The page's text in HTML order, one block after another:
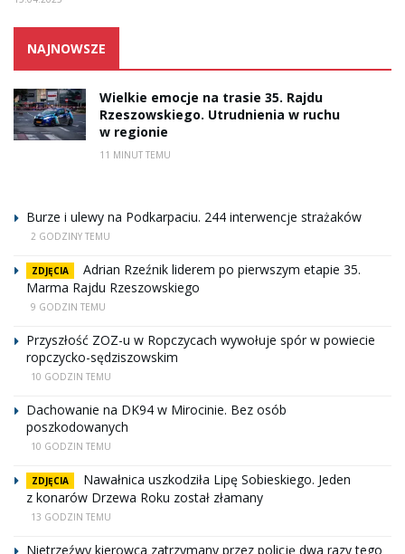
NAJNOWSZE
Wielkie emocje na trasie 35. Rajdu
Rzeszowskiego. Utrudnienia w ruchu
w regionie
11 MINUT TEMU
Burze i ulewy na Podkarpaciu. 244 interwencje strażaków
2 GODZINY TEMU
ZDJĘCIA
Adrian Rzeźnik liderem po pierwszym etapie 35.
Marma Rajdu Rzeszowskiego
9 GODZIN TEMU
Przyszłość ZOZ-u w Ropczycach wywołuje spór w powiecie
ropczycko-sędziszowskim
10 GODZIN TEMU
Dachowanie na DK94 w Mirocinie. Bez osób
poszkodowanych
10 GODZIN TEMU
ZDJĘCIA
Nawałnica uszkodziła Lipę Sobieskiego. Jeden
z konarów Drzewa Roku został złamany
13 GODZIN TEMU
Nietrzeźwy kierowca zatrzymany przez policję dwa razy tego